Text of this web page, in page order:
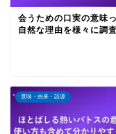
会うための口実の意味
自然な理由を様々に調査
意味・由来・語源